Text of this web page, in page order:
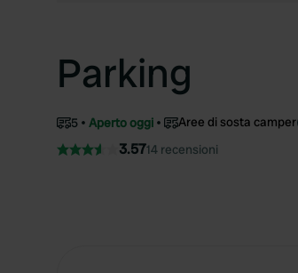
Parking
5 Aperto oggi Aree di sosta camper
3.5714 recensioni